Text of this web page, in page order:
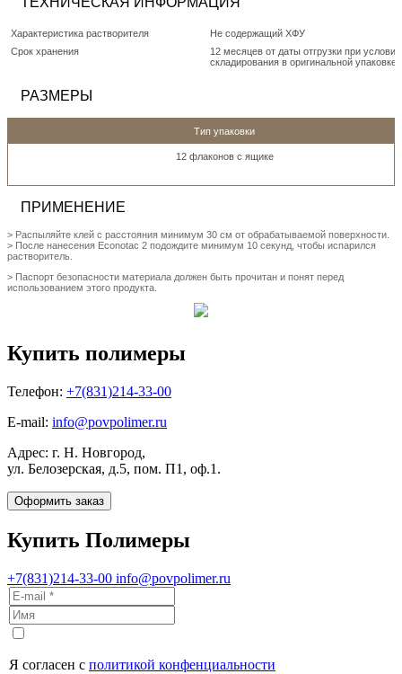
Характеристика растворителя
Не содержащий ХФУ
Срок хранения
12 месяцев от даты отгрузки при
складирования в оригинальной упаковке
РАЗМЕРЫ
Тип упаковки
12 флаконов с ящике
ПРИМЕНЕНИЕ
> Распыляйте клей с расстояния минимум 30 см от обрабатываемой поверхности.
> После нанесения Econotac 2 подождите минимум 10 секунд, чтобы испарился
растворитель.
> Паспорт безопасности материала должен быть прочитан и понят перед
использованием этого продукта.
Купить полимеры
Телефон: +7(831)214-33-00
E-mail: info@povpolimer.ru
Адрес: г. Н. Новгород,
ул. Белозерская, д.5, пом. П1, оф.1.
Оформить заказ
Купить Полимеры
+7(831)214-33-00 info@povpolimer.ru
Я согласен с политикой конфенциальности